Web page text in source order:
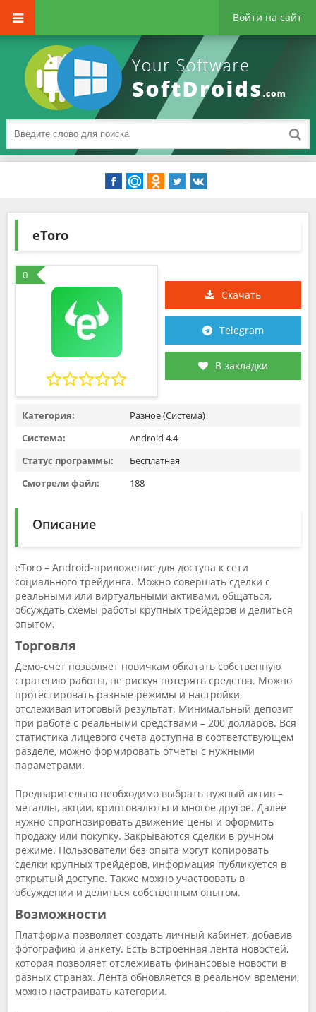
Войти на сайт
eToro
0
Скачать
Telegram
В закладки
Категория:
Разное (Система)
Система:
Android 4.4
Статус программы:
Бесплатная
Смотрели файл:
188
Описание
eToro – Android-приложение для доступа к сети
социального трейдинга. Можно совершать сделки с
реальными или виртуальными активами, общаться,
обсуждать схемы работы крупных трейдеров и делиться
опытом.
Торговля
Демо-счет позволяет новичкам обкатать собственную
стратегию работы, не рискуя потерять средства. Можно
протестировать разные режимы и настройки,
отслеживая итоговый результат. Минимальный депозит
при работе с реальными средствами – 200 долларов. Вся
статистика лицевого счета доступна в соответствующем
разделе, можно формировать отчеты с нужными
параметрами.
Предварительно необходимо выбрать нужный актив –
металлы, акции, криптовалюты и многое другое. Далее
нужно спрогнозировать движение цены и оформить
продажу или покупку. Закрываются сделки в ручном
режиме. Пользователи без опыта могут копировать
сделки крупных трейдеров, информация публикуется в
открытый доступе. Также можно участвовать в
обсуждении и делиться собственным опытом.
Возможности
Платформа позволяет создать личный кабинет, добавив
фотографию и анкету. Есть встроенная лента новостей,
которая позволяет отслеживать финансовые новости в
разных странах. Лента обновляется в реальном времени,
можно настраивать категории.